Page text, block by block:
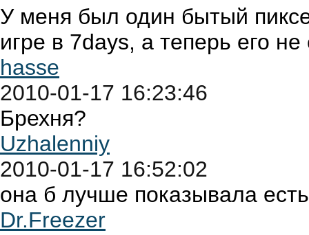
У меня был один бытый
игре в 7days, а теперь его
hasse
2010-01-17 16:23:46
Брехня?
Uzhalenniy
2010-01-17 16:52:02
она б лучше показывала
Dr.Freezer